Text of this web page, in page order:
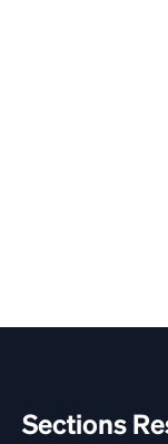
Sections